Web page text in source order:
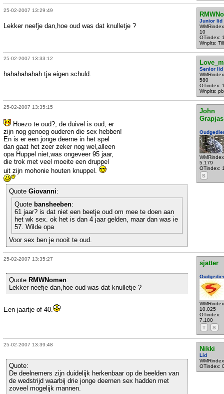
25-02-2007 13:29:49
Junior lid
10
OTindex:
Wnplts:
Lekker neefje dan,hoe oud was dat knulletje ?
25-02-2007 13:33:12
Senior lid
580
OTindex:
Wnplts:
hahahahahah tja eigen schuld.
25-02-2007 13:35:15
John
Grapjas
5.179
OTindex:
S
Hoezo te oud?, de duivel is oud, er
zijn nog genoeg ouderen die sex hebben!
En is er een jonge deerne in het spel
dan gaat het zeer zeker nog wel,alleen
opa Huppel niet,was ongeveer 95 jaar,
die trok met veel moeite een druppel
uit zijn mohonie houten knuppel.
Quote Giovanni:
Quote bansheeben:
61 jaar? is dat niet een beetje oud om mee te doen aan
het wk sex. ok het is dan 4 jaar gelden, maar dan was ie
57. Wilde opa
Voor sex ben je nooit te oud.
25-02-2007 13:35:27
sjatter
10.025
OTindex:
7.180
T
S
Quote RMWNomen:
Lekker neefje dan,hoe oud was dat knulletje ?
Een jaartje of 40.
25-02-2007 13:39:48
Nikki
Lid
OTindex:
Quote:
De deelnemers zijn duidelijk herkenbaar op de beelden van
de wedstrijd waarbij drie jonge deernen sex hadden met
zoveel mogelijk mannen.